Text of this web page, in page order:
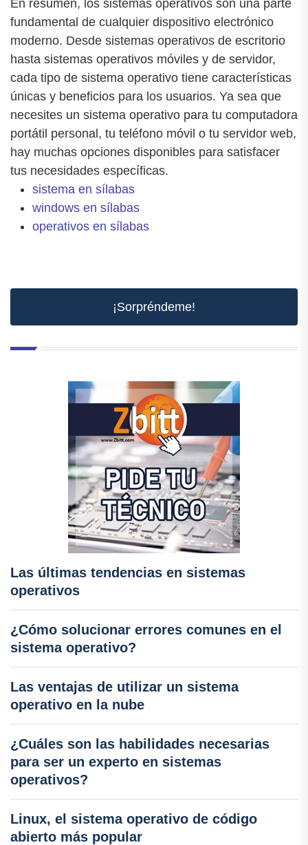
En resumen, los sistemas operativos son una parte
fundamental de cualquier dispositivo electrónico
moderno. Desde sistemas operativos de escritorio
hasta sistemas operativos móviles y de servidor,
cada tipo de sistema operativo tiene características
únicas y beneficios para los usuarios. Ya sea que
necesites un sistema operativo para tu computadora
portátil personal, tu teléfono móvil o tu servidor web,
hay muchas opciones disponibles para satisfacer
tus necesidades específicas.
sistema en sílabas
windows en sílabas
operativos en sílabas
¡Sorpréndeme!
Las últimas tendencias en sistemas
operativos
¿Cómo solucionar errores comunes en el
sistema operativo?
Las ventajas de utilizar un sistema
operativo en la nube
¿Cuáles son las habilidades necesarias
para ser un experto en sistemas
operativos?
Linux, el sistema operativo de código
abierto más popular